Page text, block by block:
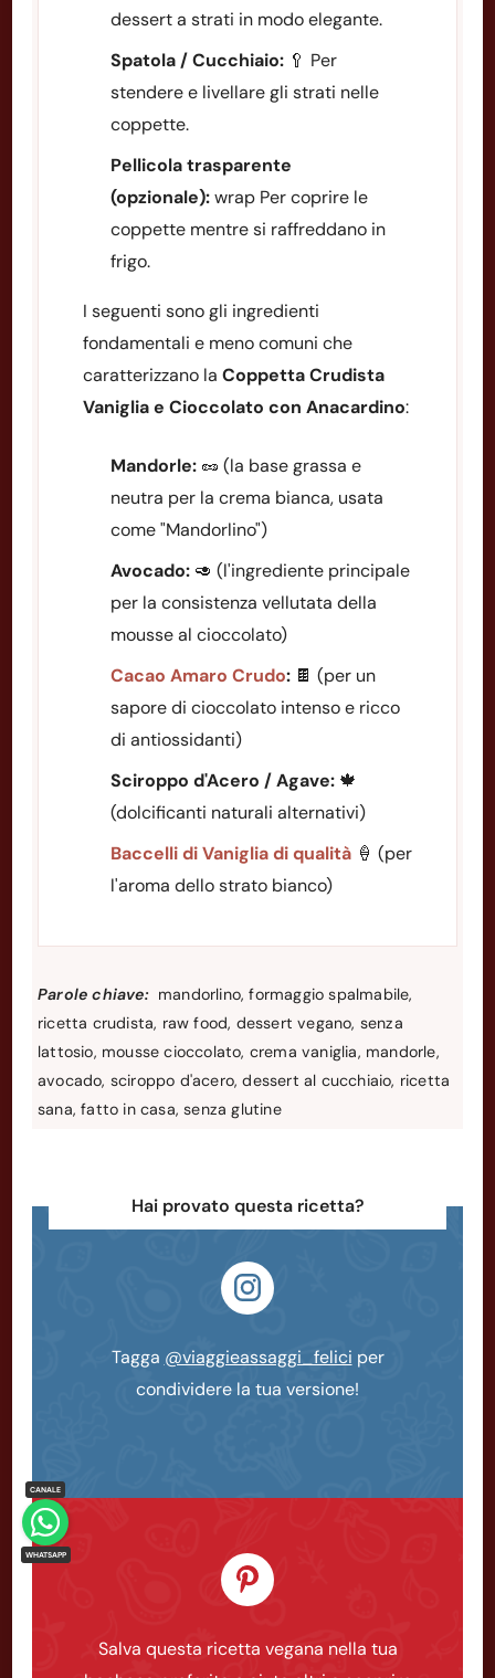
dessert a strati in modo elegante.
Spatola / Cucchiaio: 🥄 Per
stendere e livellare gli strati nelle
coppette.
Pellicola trasparente
(opzionale):wrap Per coprire le
coppette mentre si raffreddano in
frigo.
I seguenti sono gli ingredienti
fondamentali e meno comuni che
caratterizzano la Coppetta Crudista
Vaniglia e Cioccolato con Anacardino:
Mandorle: 🥜 (la base grassa e
neutra per la crema bianca, usata
come "Mandorlino")
Avocado: 🥑 (l'ingrediente principale
per la consistenza vellutata della
mousse al cioccolato)
Cacao Amaro Crudo: 🍫 (per un
sapore di cioccolato intenso e ricco
di antiossidanti)
Sciroppo d'Acero / Agave: 🍁
(dolcificanti naturali alternativi)
Baccelli di Vaniglia di qualità 🍦 (per
l'aroma dello strato bianco)
Parole chiave: mandorlino, formaggio spalmabile,
ricetta crudista, raw food, dessert vegano, senza
lattosio, mousse cioccolato, crema vaniglia, mandorle,
avocado, sciroppo d'acero, dessert al cucchiaio, ricetta
sana, fatto in casa, senza glutine
Hai provato questa ricetta?
Tagga @viaggieassaggi_felici per
condividere la tua versione!
Salva questa ricetta vegana nella tua